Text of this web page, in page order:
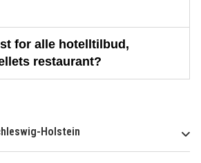
for alle hotelltilbud,
restaurant?
Holstein